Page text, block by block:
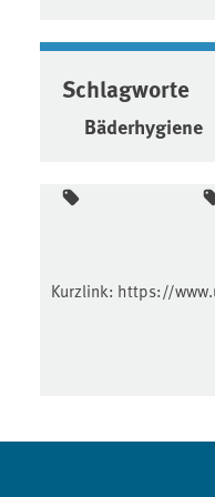
Schlagworte
Bäderhygiene
Kurzlink: https://